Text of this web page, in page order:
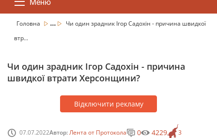
Меню
Головна ...
Чи один зрадник Ігор Садохін - причина швидкої
втр...
Чи один зрадник Ігор Садохін - причина
швидкої втрати Херсонщини?
Відключити рекламу
07.07.2022Автор:Лента от Протокола 3
0 4229